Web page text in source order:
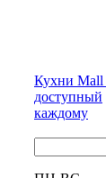
Кухни Mall
доступный
каждому